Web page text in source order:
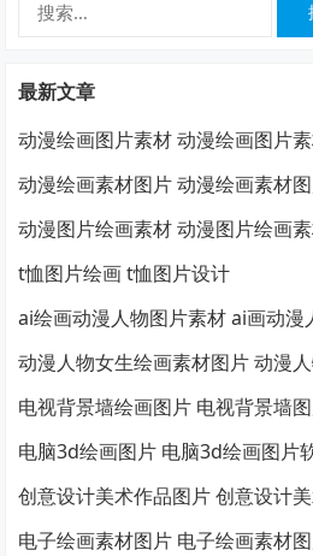
最新文章
动漫绘画图片素材 动漫绘画图片
动漫绘画素材图片 动漫绘画素材
动漫图片绘画素材 动漫图片绘画
t恤图片绘画 t恤图片设计
ai绘画动漫人物图片素材 ai画动漫
动漫人物女生绘画素材图片 动漫
电视背景墙绘画图片 电视背景墙
电脑3d绘画图片 电脑3d绘画图片
创意设计美术作品图片 创意设计
电子绘画素材图片 电子绘画素材